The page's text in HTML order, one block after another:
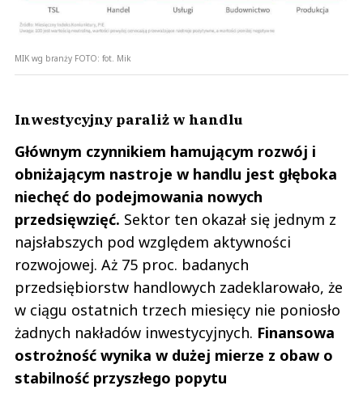
MIK wg branży FOTO: fot. Mik
Inwestycyjny paraliż w handlu
Głównym czynnikiem hamującym rozwój i
obniżającym nastroje w handlu jest głęboka
niechęć do podejmowania nowych
przedsięwzięć. Sektor ten okazał się jednym z
najsłabszych pod względem aktywności
rozwojowej. Aż 75 proc. badanych
przedsiębiorstw handlowych zadeklarowało, że
w ciągu ostatnich trzech miesięcy nie poniosło
żadnych nakładów inwestycyjnych. Finansowa
ostrożność wynika w dużej mierze z obaw o
stabilność przyszłego popytu